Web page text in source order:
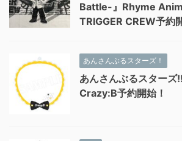
Battle-』Rhyme
TRIGGER CREW予約
あんさんぶるスターズ！
あんさんぶるスターズ
Crazy:B予約開始！